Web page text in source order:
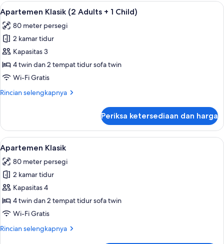
Lihat
semua
foto
untuk
Apartemen
Klasik
(2
+
8
Apartemen Klasik (2 Adults + 1 Child)
80 meter persegi
2 kamar tidur
Kapasitas 3
4 twin dan 2 tempat tidur sofa twin
Wi-Fi Gratis
Rincian selengkapnya
Rincian
Apartemen
Klasik
(2
Adults
+
Child)
Periksa ketersediaan dan harga
Lihat
semua
foto
untuk
Apartemen
Klasik
8
Apartemen Klasik
80 meter persegi
2 kamar tidur
Kapasitas 4
4 twin dan 2 tempat tidur sofa twin
Wi-Fi Gratis
Rincian selengkapnya
Rincian